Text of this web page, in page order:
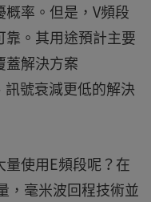
率。但是，V頻段
。其用途預計主要
蓋解決方案
號衰減更低的解決
使用E頻段呢？在
，毫米波回程技術並